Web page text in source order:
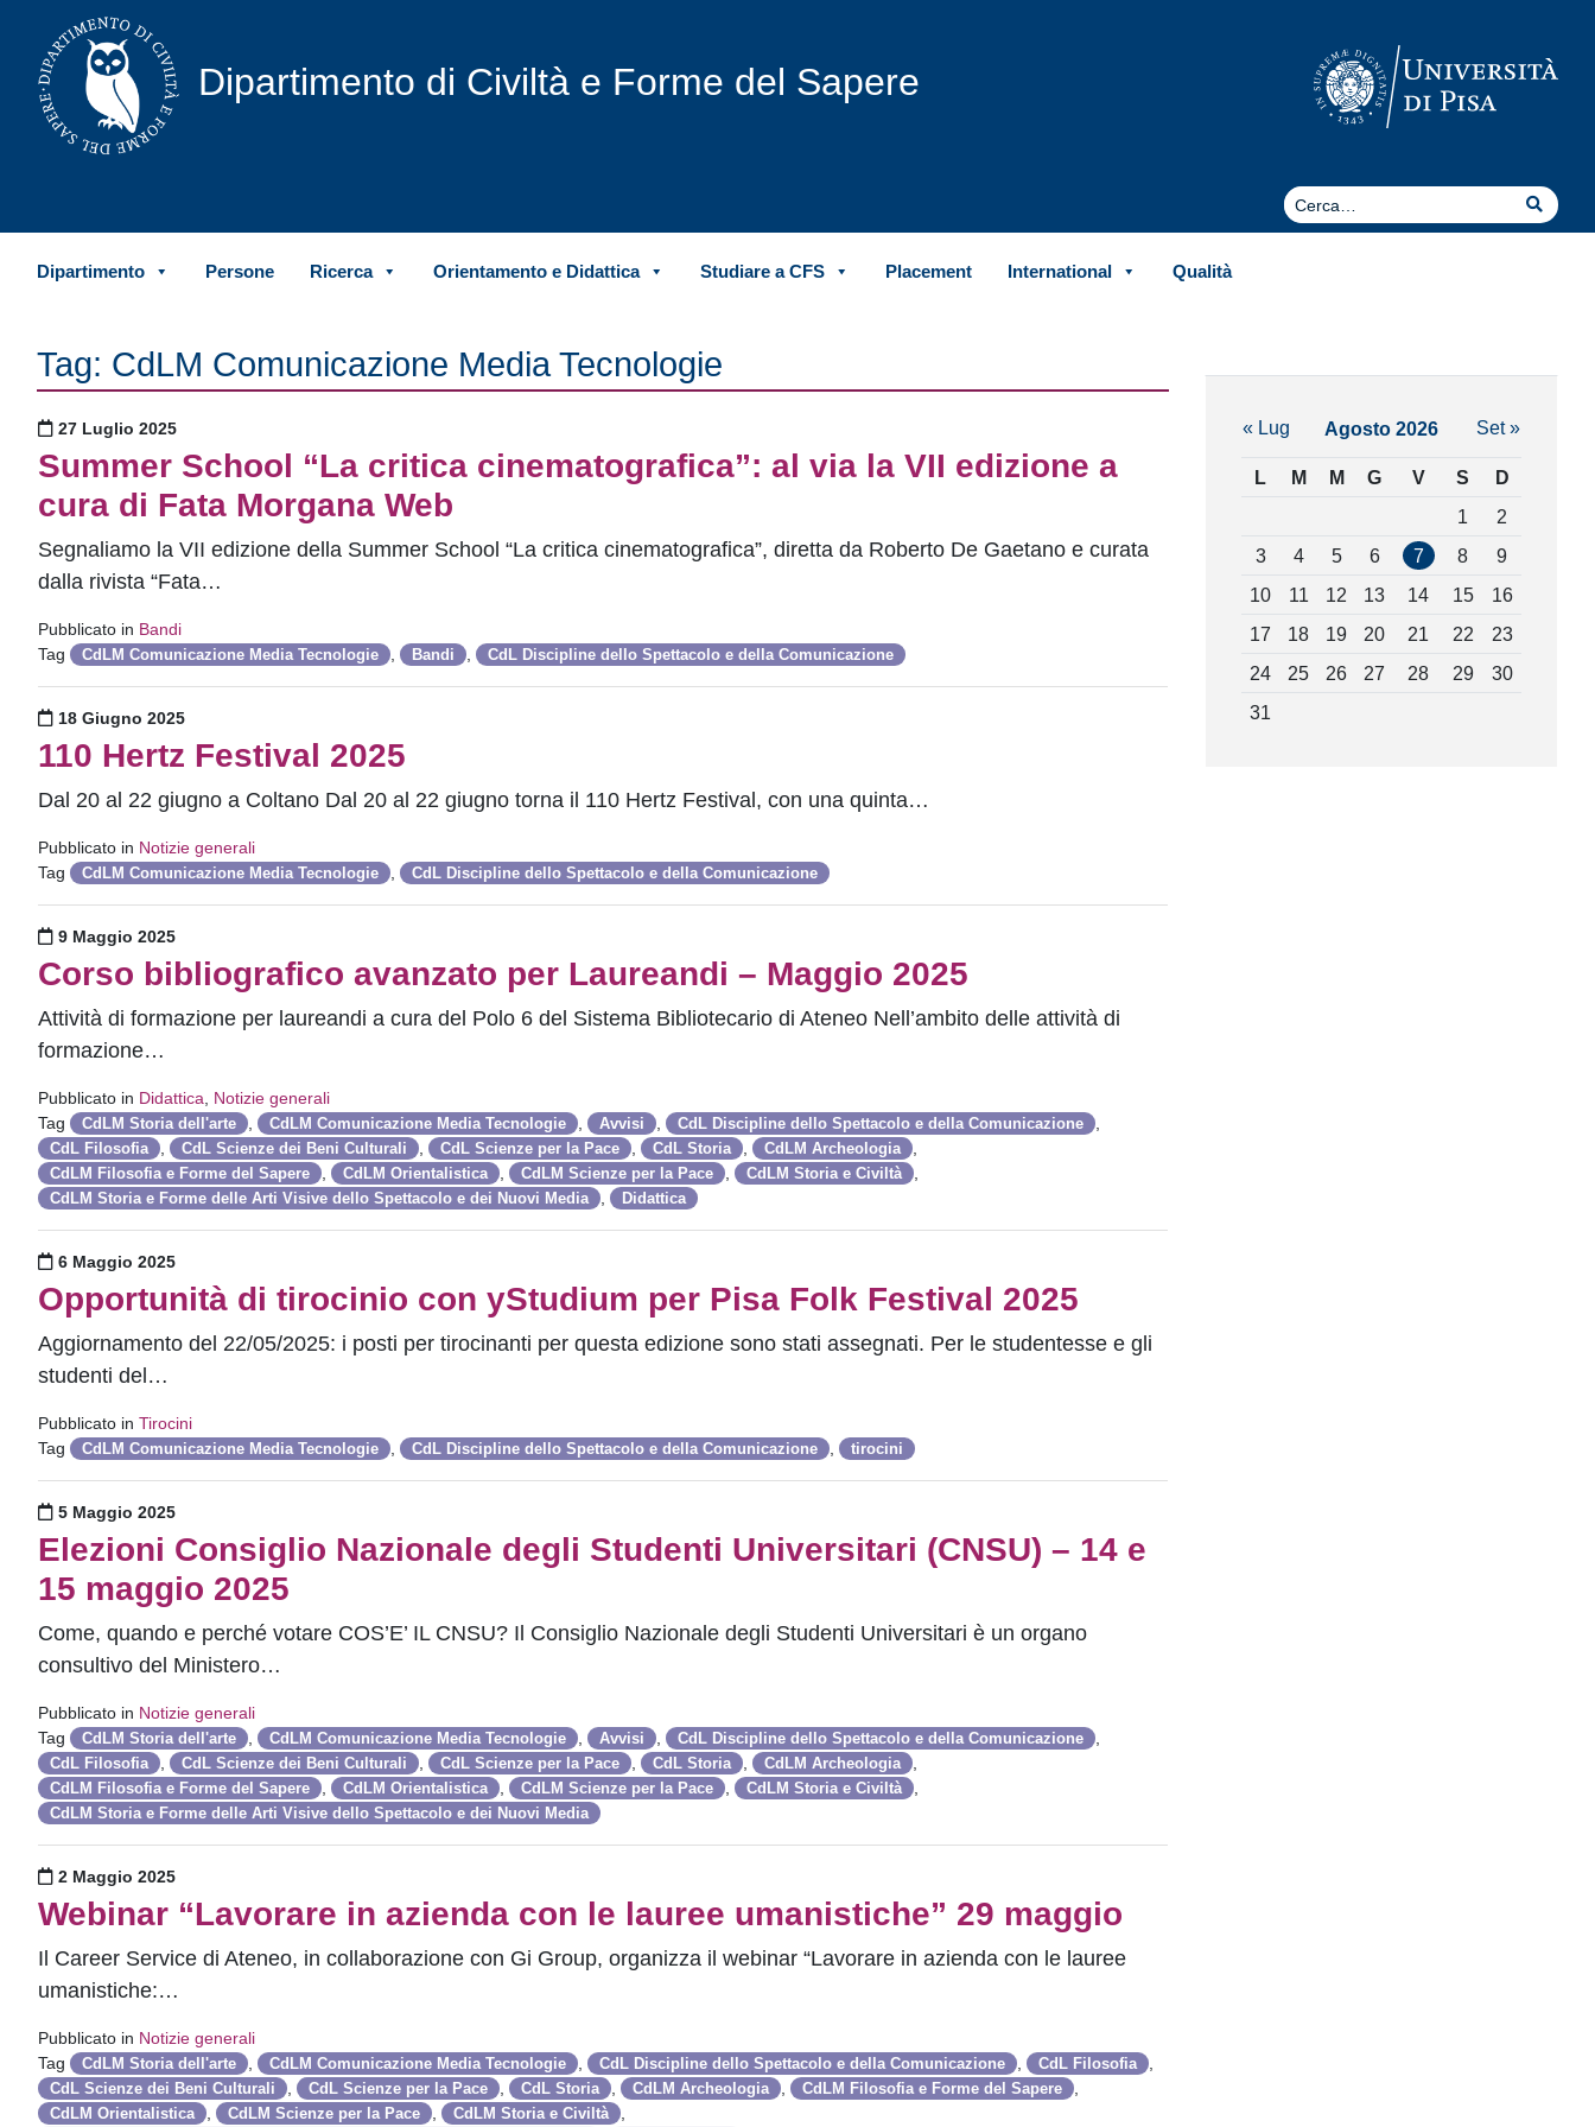
Vai al contenuto
Dipartimento di Civiltà e Forme del Sapere
Cerca
Cerca
Dipartimento Persone Ricerca Orientamento e Didattica Studiare a CFS Placement International Qualità
Tag: CdLM Comunicazione Media Tecnologie
Pubblicato il
27 Luglio 2025
Summer School “La critica cinematografica”: al via la VII edizione a
cura di Fata Morgana Web
Segnaliamo la VII edizione della Summer School “La critica cinematografica”, diretta da Roberto De Gaetano e curata
dalla rivista “Fata…
Pubblicato in Bandi
Tag
CdLM Comunicazione Media Tecnologie , Bandi , CdL Discipline dello Spettacolo e della Comunicazione
Pubblicato il
18 Giugno 2025
110 Hertz Festival 2025
Dal 20 al 22 giugno a Coltano Dal 20 al 22 giugno torna il 110 Hertz Festival, con una quinta…
Pubblicato in Notizie generali
Tag
CdLM Comunicazione Media Tecnologie , CdL Discipline dello Spettacolo e della Comunicazione
Pubblicato il
9 Maggio 2025
Corso bibliografico avanzato per Laureandi – Maggio 2025
Attività di formazione per laureandi a cura del Polo 6 del Sistema Bibliotecario di Ateneo Nell’ambito delle attività di
formazione…
Pubblicato in Didattica, Notizie generali
Tag
CdLM Storia dell'arte , CdLM Comunicazione Media Tecnologie , Avvisi , CdL Discipline dello Spettacolo e della Comunicazione ,
CdL Filosofia , CdL Scienze dei Beni Culturali , CdL Scienze per la Pace , CdL Storia , CdLM Archeologia ,
CdLM Filosofia e Forme del Sapere , CdLM Orientalistica , CdLM Scienze per la Pace , CdLM Storia e Civiltà ,
CdLM Storia e Forme delle Arti Visive dello Spettacolo e dei Nuovi Media , Didattica
Pubblicato il
6 Maggio 2025
Opportunità di tirocinio con yStudium per Pisa Folk Festival 2025
Aggiornamento del 22/05/2025: i posti per tirocinanti per questa edizione sono stati assegnati. Per le studentesse e gli
studenti del…
Pubblicato in Tirocini
Tag
CdLM Comunicazione Media Tecnologie , CdL Discipline dello Spettacolo e della Comunicazione , tirocini
Pubblicato il
5 Maggio 2025
Elezioni Consiglio Nazionale degli Studenti Universitari (CNSU) – 14 e
15 maggio 2025
Come, quando e perché votare COS’E’ IL CNSU? Il Consiglio Nazionale degli Studenti Universitari è un organo
consultivo del Ministero…
Pubblicato in Notizie generali
Tag
CdLM Storia dell'arte , CdLM Comunicazione Media Tecnologie , Avvisi , CdL Discipline dello Spettacolo e della Comunicazione ,
CdL Filosofia , CdL Scienze dei Beni Culturali , CdL Scienze per la Pace , CdL Storia , CdLM Archeologia ,
CdLM Filosofia e Forme del Sapere , CdLM Orientalistica , CdLM Scienze per la Pace , CdLM Storia e Civiltà ,
CdLM Storia e Forme delle Arti Visive dello Spettacolo e dei Nuovi Media
Pubblicato il
2 Maggio 2025
Webinar “Lavorare in azienda con le lauree umanistiche” 29 maggio
Il Career Service di Ateneo, in collaborazione con Gi Group, organizza il webinar “Lavorare in azienda con le lauree
umanistiche:…
Pubblicato in Notizie generali
Tag
CdLM Storia dell'arte , CdLM Comunicazione Media Tecnologie , CdL Discipline dello Spettacolo e della Comunicazione , CdL Filosofia ,
CdL Scienze dei Beni Culturali , CdL Scienze per la Pace , CdL Storia , CdLM Archeologia , CdLM Filosofia e Forme del Sapere ,
CdLM Orientalistica , CdLM Scienze per la Pace , CdLM Storia e Civiltà ,
Agosto 2026
L M M G V S D
« Lug Set »
1
2
3
4 5 6 7 8
9
10
11 12 13 14 15
16
17
18 19 20 21 22
23
24
25 26 27 28 29
30
31